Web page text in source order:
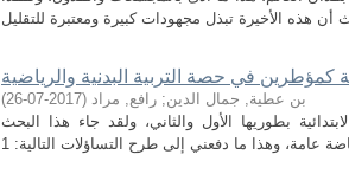
كمؤطرين في حصة التربية البدنية والرياضية
بن عطية, جمال الدين; رافع, مراد (
2017-07-26
)
بطوريها الأول والثاني، ولقد جاء هذا البحث